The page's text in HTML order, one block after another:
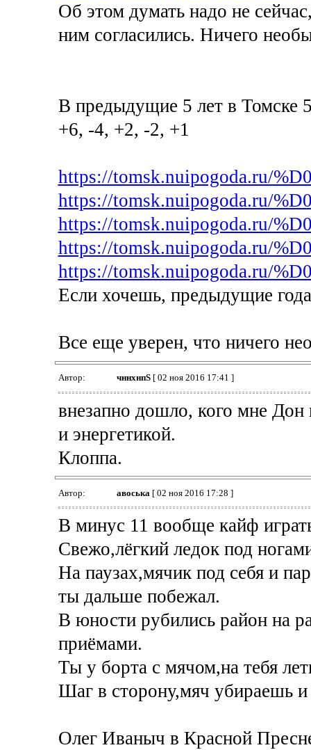
Об этом думать надо не
ним согласились. Ничего
В предыдущие 5 лет в Томске
+6, -4, +2, -2, +1
https://tomsk.nuipogoda.ru/
https://tomsk.nuipogoda.ru/
https://tomsk.nuipogoda.ru/
https://tomsk.nuipogoda.ru/
https://tomsk.nuipogoda.ru/
Если хочешь, предыдущие
Все еще уверен, что ничего
Автор: чннхнпS[ 02 ноя 2016 17:41 ]
внезапно дошло, кого мне Дон
и энергетикой.
Клоппа.
Автор: авоська [ 02 ноя 2016 17:28 ]
В минус 11 вообще кайф
Свежо,лёгкий ледок под
На паузах,мячик под себя и
ты дальше побежал.
В юности рубились район на
приёмами.
Ты у борта с мячом,на тебя
Шаг в сторону,мяч убираешь
Олег Иваныч в Красной